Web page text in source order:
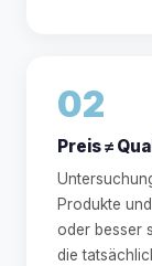
02
Preis ≠
Produkte
oder besser
die